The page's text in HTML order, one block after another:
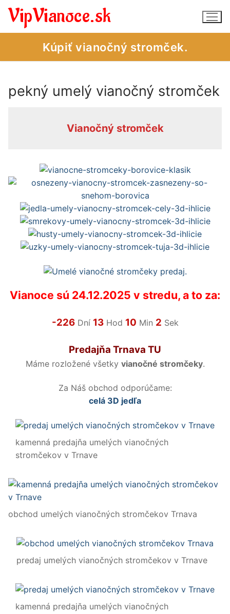
Preskočiť
obsah
VipVianoce.sk
Kúpiť vianočný stromček.
Vianočné stromčeky – úvod
pekný umelý vianočný stromček
Vianočný stromček
Vianoce sú 24.12.2025 v stredu, a to za:
-226Dní 13Hod 10 Min 2 Sek
Predajňa Trnava TU
Máme rozložené všetky vianočné stromčeky.
Za Náš obchod odporúčame:
celá 3D jedľa
kamenná predajňa umelých vianočných
stromčekov v Trnave
obchod umelých vianočných stromčekov Trnava
predaj umelých vianočných stromčekov v Trnave
kamenná predajňa umelých vianočných